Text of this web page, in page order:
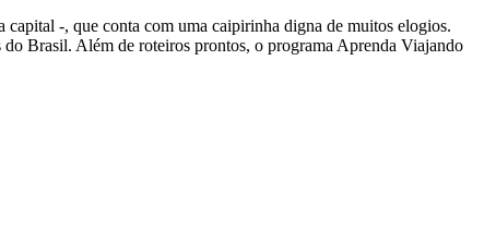
-, que conta com uma caipirinha digna de muitos elogios.
Brasil. Além de roteiros prontos, o programa Aprenda Viajando